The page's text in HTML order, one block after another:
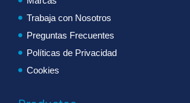
Trabaja con Nosotros
Preguntas Frecuentes
Políticas de Privacidad
Cookies